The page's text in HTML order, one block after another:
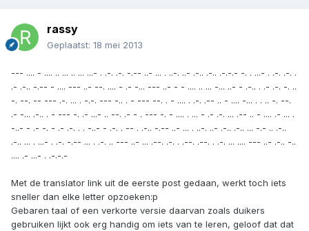
rassy
Geplaatst: 18 mei 2013
--- .... - .... .. ... .. ... ...- . .-. .-. -.-- ..- ... . ..-. ..- .-.. .-.. .-.-.- -. . ...- . .-. .-. .
.- .-.. -.-- - .... --- ..- --. .... - .- -... --- ..- - - .... .. ... -... ..- - .-.. . .- .-. -. ..
-. --. -- --- .-. ... . -.-. --- -.. . - --- --. . - .... . .-. .-- .. - .... -... . . .. -. --.
.- -... .-.. . - --- -. .- ...- .. --. .- - . --- -. - .... . ... - .- .-. ... .-- .. - .... .- ... .
-..- - .- -. - .- .-. . . -..- - .-. . -- . .-.. -.-- ..- ... . ..-. ..- .-.. .-.. ... -.- .. .-..
.-.. ... . ...- . .-. -.-- ... . .-. .. --- ..- ... .--. .-. . .--. .--. . .-. ... .... --- ..- .-.. -..
.... .- ...- . .-.-.-
Met de translator link uit de eerste post gedaan, werkt toch iets
sneller dan elke letter opzoeken:p
Gebaren taal of een verkorte versie daarvan zoals duikers
gebruiken lijkt ook erg handig om iets van te leren, geloof dat dat